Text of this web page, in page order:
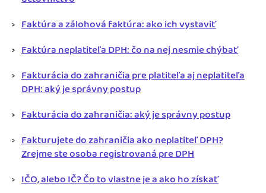
Faktúra a zálohová faktúra: ako ich vystaviť
Faktúra neplatiteľa DPH: čo na nej nesmie chýbať
Fakturácia do zahraničia pre platiteľa aj neplatiteľa
DPH: aký je správny postup
Fakturácia do zahraničia: aký je správny postup
Fakturujete do zahraničia ako neplatiteľ DPH?
Zrejme ste osoba registrovaná pre DPH
IČO, alebo IČ? Čo to vlastne je a ako ho získať